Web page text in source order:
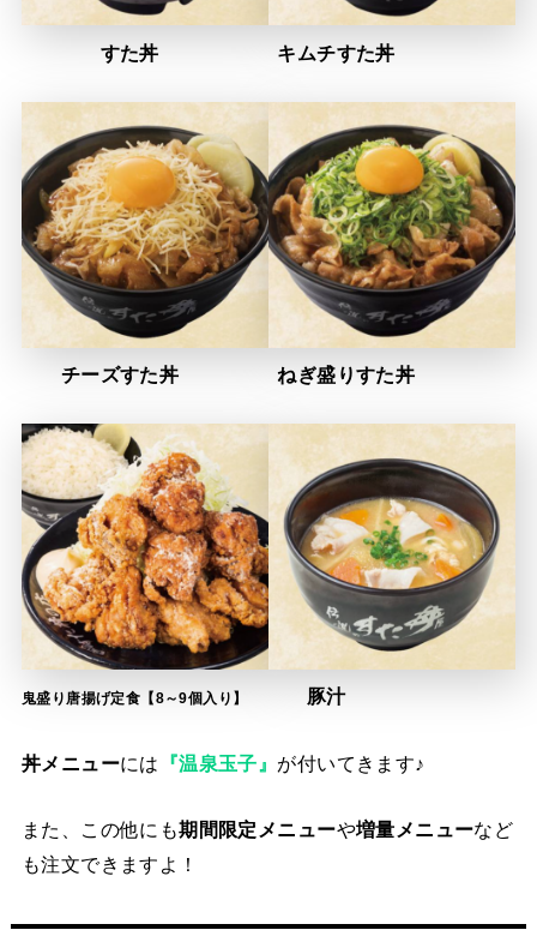
すた丼 キムチすた丼
チーズすた丼 ねぎ盛りすた丼
鬼盛り唐揚げ定食【8～9個入り】 豚汁
丼メニューには 『温泉玉子』 が付いてきます♪
また、この他にも期間限定メニューや増量メニューなど
も注文できますよ！